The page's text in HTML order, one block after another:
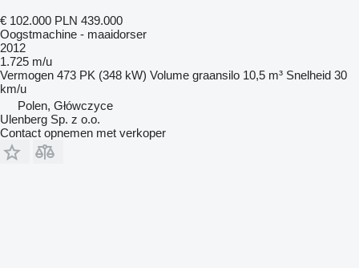
€ 102.000 PLN 439.000
Oogstmachine - maaidorser
2012
1.725 m/u
Vermogen 473 PK (348 kW) Volume graansilo 10,5 m³ Snelheid 30
km/u
Polen, Główczyce
Ulenberg Sp. z o.o.
Contact opnemen met verkoper